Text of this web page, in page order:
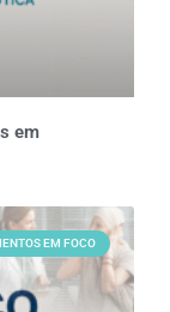
em
EM FOCO